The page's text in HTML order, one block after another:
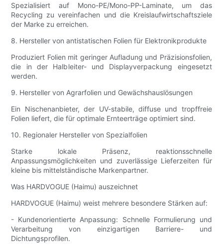
Spezialisiert auf Mono-PE/Mono-PP-Laminate, um das
Recycling zu vereinfachen und die Kreislaufwirtschaftsziele
der Marke zu erreichen.
8. Hersteller von antistatischen Folien für Elektronikprodukte
Produziert Folien mit geringer Aufladung und Präzisionsfolien,
die in der Halbleiter- und Displayverpackung eingesetzt
werden.
9. Hersteller von Agrarfolien und Gewächshauslösungen
Ein Nischenanbieter, der UV-stabile, diffuse und tropffreie
Folien liefert, die für optimale Ernteerträge optimiert sind.
10. Regionaler Hersteller von Spezialfolien
Starke lokale Präsenz, reaktionsschnelle
Anpassungsmöglichkeiten und zuverlässige Lieferzeiten für
kleine bis mittelständische Markenpartner.
Was HARDVOGUE (Haimu) auszeichnet
HARDVOGUE (Haimu) weist mehrere besondere Stärken auf:
- Kundenorientierte Anpassung: Schnelle Formulierung und
Verarbeitung von einzigartigen Barriere- und
Dichtungsprofilen.